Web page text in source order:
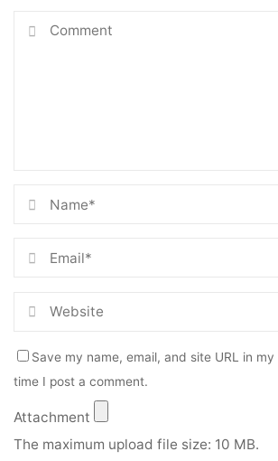
Save my name, email, and site URL in
time I post a comment.
Attachment
The maximum upload file size: 10 MB.